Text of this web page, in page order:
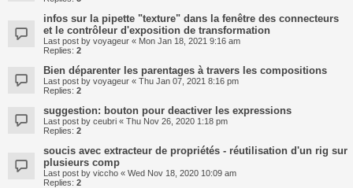
infos sur la pipette "texture" dans la fenêtre des connecteurs
et le contrôleur d'exposition de transformation
Last post by voyageur « Mon Jan 18, 2021 9:16 am
Replies: 2
Bien déparenter les parentages à travers les compositions
Last post by voyageur « Thu Jan 07, 2021 8:16 pm
Replies: 2
suggestion: bouton pour deactiver les expressions
Last post by ceubri « Thu Nov 26, 2020 1:18 pm
Replies: 2
soucis avec extracteur de propriétés - réutilisation d'un rig sur
plusieurs comp
Last post by viccho « Wed Nov 18, 2020 10:09 am
Replies: 2